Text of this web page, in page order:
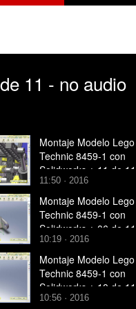
11 - no audio
Montaje Modelo Lego
Technic 8459-1 con
Solidworks ¿ 11 de 11 -
no audio
11:50 · 2016
Montaje Modelo Lego
Technic 8459-1 con
Solidworks ¿ 06 de 11 -
no audio
10:19 · 2016
Montaje Modelo Lego
Technic 8459-1 con
Solidworks ¿ 10 de 11 -
no audio
10:56 · 2016